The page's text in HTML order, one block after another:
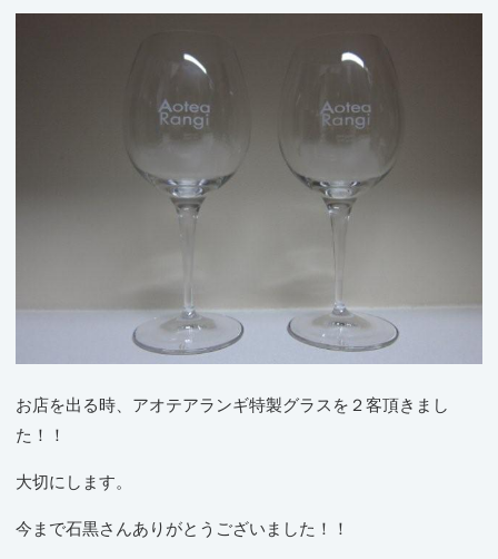
お店を出る時、アオテアランギ特製グラスを２客頂きまし
た！！
大切にします。
今まで石黒さんありがとうございました！！